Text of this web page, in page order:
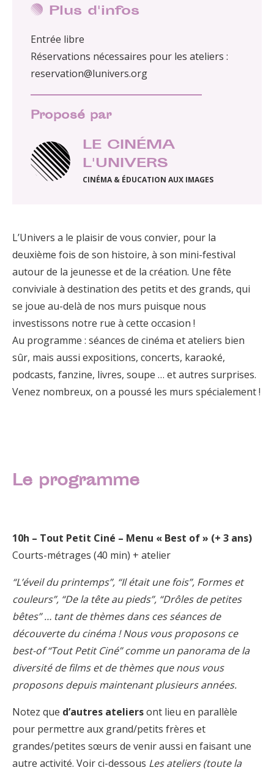
Plus d'infos
Entrée libre
Réservations nécessaires pour les ateliers :
reservation@lunivers.org
Proposé par
LE CINÉMA
L'UNIVERS
CINÉMA & ÉDUCATION AUX IMAGES
L’Univers a le plaisir de vous convier, pour la
deuxième fois de son histoire, à son mini-festival
autour de la jeunesse et de la création. Une fête
conviviale à destination des petits et des grands, qui
se joue au-delà de nos murs puisque nous
investissons notre rue à cette occasion !
Au programme : séances de cinéma et ateliers bien
sûr, mais aussi expositions, concerts, karaoké,
podcasts, fanzine, livres, soupe … et autres surprises.
Venez nombreux, on a poussé les murs spécialement !
Le programme
10h – Tout Petit Ciné – Menu « Best of » (+ 3 ans)
Courts-métrages (40 min) + atelier
“L’éveil du printemps”, “Il était une fois”, Formes et
couleurs”, “De la tête au pieds”, “Drôles de petites
bêtes” … tant de thèmes dans ces séances de
découverte du cinéma ! Nous vous proposons ce
best-of “Tout Petit Ciné” comme un panorama de la
diversité de films et de thèmes que nous vous
proposons depuis maintenant plusieurs années.
Notez que d’autres ateliersont lieu en parallèle
pour permettre aux grand/petits frères et
grandes/petites sœurs de venir aussi en faisant une
autre activité. Voir ci-dessous Les ateliers (toute la